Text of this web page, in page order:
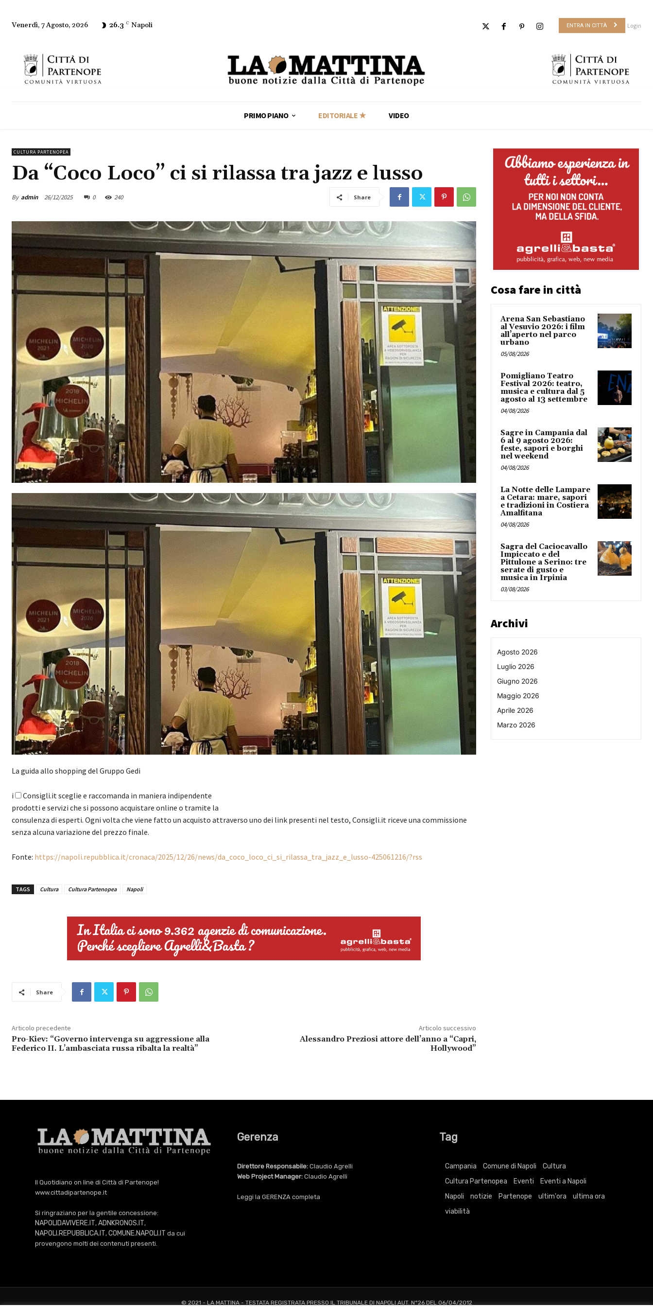
Venerdì, 7 Agosto, 2026 26.3 C Napoli ENTRA IN CITTÀ Login
PRIMO PIANO EDITORIALE ★ VIDEO
CULTURA PARTENOPEA
Da “Coco Loco” ci si rilassa tra jazz e lusso
By admin 26/12/2025 0 240 Share
La guida allo shopping del Gruppo Gedi
i
Consigli.it sceglie e raccomanda in maniera indipendente
prodotti e servizi che si possono acquistare online o tramite la
consulenza di esperti. Ogni volta che viene fatto un acquisto attraverso uno dei link presenti nel testo, Consigli.it riceve una commissione
senza alcuna variazione del prezzo finale.
Fonte: https://napoli.repubblica.it/cronaca/2025/12/26/news/da_coco_loco_ci_si_rilassa_tra_jazz_e_lusso-425061216/?rss
TAGS Cultura Cultura Partenopea Napoli
Share
Articolo precedente
Pro-Kiev: “Governo intervenga su aggressione alla
Federico II. L’ambasciata russa ribalta la realtà”
Articolo successivo
Alessandro Preziosi attore dell’anno a “Capri,
Hollywood”
Cosa fare in città
Arena San Sebastiano
al Vesuvio 2026: i film
all’aperto nel parco
urbano
05/08/2026
Pomigliano Teatro
Festival 2026: teatro,
musica e cultura dal 5
agosto al 13 settembre
04/08/2026
Sagre in Campania dal
6 al 9 agosto 2026:
feste, sapori e borghi
nel weekend
04/08/2026
La Notte delle Lampare
a Cetara: mare, sapori
e tradizioni in Costiera
Amalfitana
04/08/2026
Sagra del Caciocavallo
Impiccato e del
Pittulone a Serino: tre
serate di gusto e
musica in Irpinia
03/08/2026
Archivi
Agosto 2026
Luglio 2026
Giugno 2026
Maggio 2026
Aprile 2026
Marzo 2026
Il Quotidiano on line di Città di Partenope!
www.cittadipartenope.it
Si ringraziano per la gentile concessione:
NAPOLIDAVIVERE.IT, ADNKRONOS.IT,
NAPOLI.REPUBBLICA.IT, COMUNE.NAPOLI.IT da cui
provengono molti dei contenuti presenti.
Gerenza
Direttore Responsabile: Claudio Agrelli
Web Project Manager: Claudio Agrelli
Leggi la GERENZA completa
Tag
Campania Comune di Napoli
Cultura
Cultura Partenopea
Eventi
Eventi a Napoli
Napoli
notizie Partenope ultim'ora
ultima ora
viabilità
© 2021 - LA MATTINA - TESTATA REGISTRATA PRESSO IL TRIBUNALE DI NAPOLI AUT. N°26 DEL 06/04/2012